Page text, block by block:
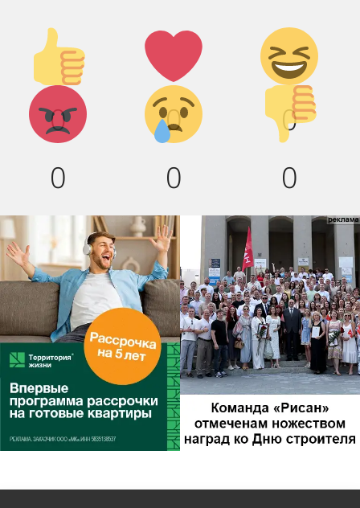
Палец
вверх!
0
Лайк!
0
Дикий
смех!
0
Агрессия!
0
Грусть :
(
0
Палец
вниз!
0